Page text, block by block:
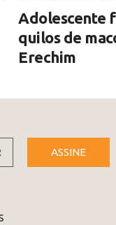
Adolescente
quilos de
Erechim
ASSINE